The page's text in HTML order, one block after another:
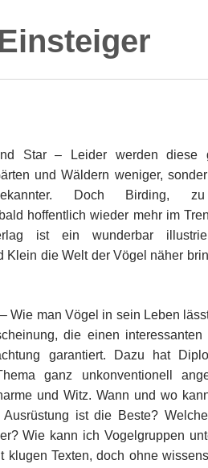
Star – Leider werden diese
und Wäldern weniger,
Doch Birding,
hoffentlich wieder mehr im
ist ein wunderbar
Klein die Welt der Vögel näher
Wie man Vögel in sein Leben
die einen interessanten
garantiert. Dazu hat
ganz unkonventionell
und Witz. Wann und wo
ist die Beste?
Wie kann ich Vogelgruppen
Texten, doch ohne